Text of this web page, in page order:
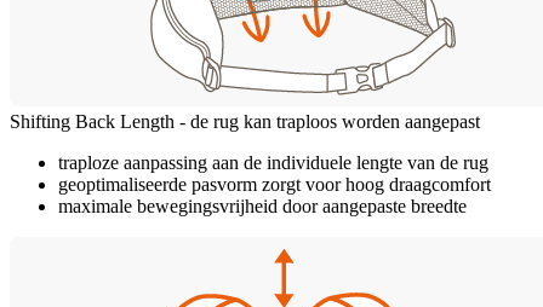
Shifting Back Length - de rug kan traploos worden aangepast
traploze aanpassing aan de individuele lengte van de rug
geoptimaliseerde pasvorm zorgt voor hoog draagcomfort
maximale bewegingsvrijheid door aangepaste breedte